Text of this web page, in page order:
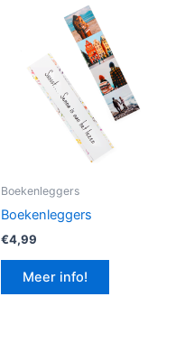
Boekenleggers
Boekenleggers
€4,99
Meer info!